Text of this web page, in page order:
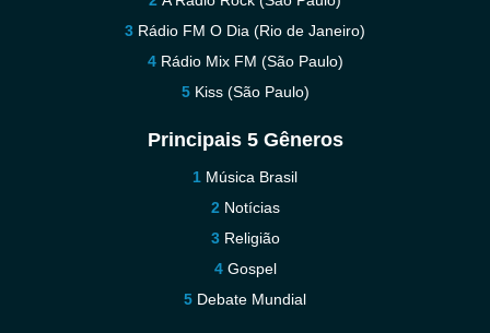
Rádio FM O Dia (Rio de Janeiro)
Rádio Mix FM (São Paulo)
Kiss (São Paulo)
Principais 5 Gêneros
Música Brasil
Notícias
Religião
Gospel
Debate Mundial